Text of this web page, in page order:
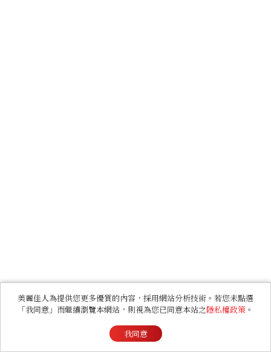
美麗佳人為提供您更多優質的內容，採用網站分析技術。若您未點選
「我同意」而繼續瀏覽本網站，則視為您已同意本站之隱私權政策 。
我同意